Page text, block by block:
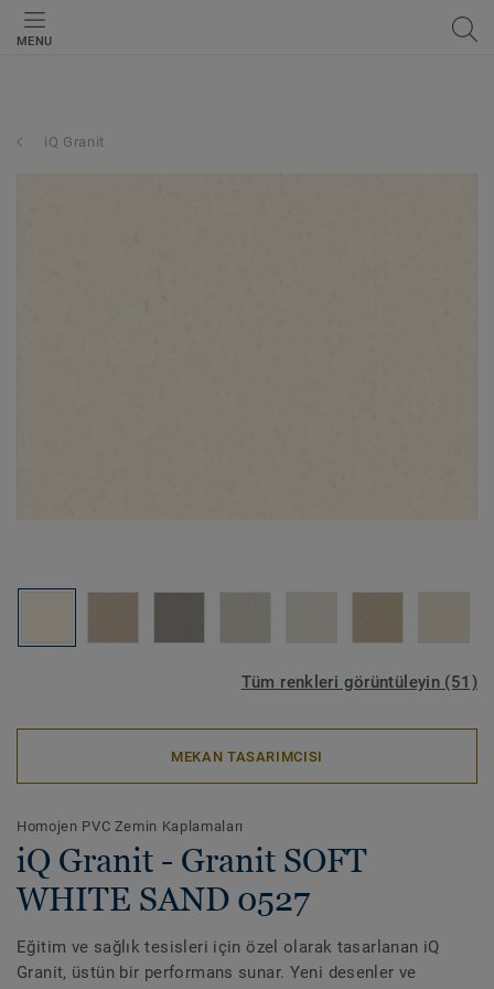
MENU
iQ Granit
Tüm renkleri görüntüleyin (51)
MEKAN TASARIMCISI
Homojen PVC Zemin Kaplamaları
iQ Granit - Granit SOFT
WHITE SAND 0527
Eğitim ve sağlık tesisleri için özel olarak tasarlanan iQ
Granit, üstün bir performans sunar. Yeni desenler ve